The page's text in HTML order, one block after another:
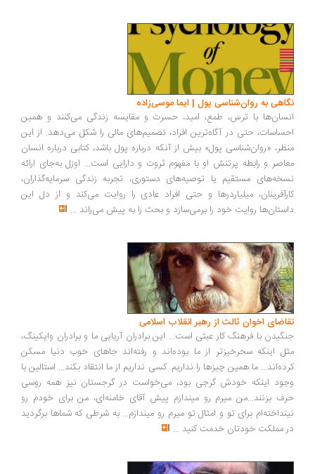
به روان‌شناسی پول | ایما موسی‌زاده
با ترس، طمع، امید، حسرت و مقایسه زندگی می‌کنند و همین
حتی در آگاه‌ترین افراد، تصمیم‌های مالی را شکل می‌دهد. از این
«روان‌شناسی پول» بیش از آنکه درباره پول باشد، کتابی درباره انسان
و رابطه پرتنش او با مفهوم ثروت و دارایی است... اوزل به‌جای ارائه
مستقیم یا توصیه‌های دستوری، تجربه زندگی سرمایه‌گذاران،
میلیاردرها و حتی افراد عادی را روایت می‌کند و از دل این
روایت خود را برمی‌سازد و بحث را به پیش می‌راند ...
اخوان ثالث از رهبر انقلاب اسلامی
با فرهنگ کار عبثی است... این برادران آریایی ما و برادران وایکینگ،
اینکه سحرخیزتر از ما بوده‌اند و رفته‌اند جاهای خوب دنیا مسکن
ما همین چیزها را نداریم. کسی نداریم از ما انتقاد بکند... استالین با
اینکه خودش گرجی بود، می‌خواست در گرجستان نیز همه روسی
بزنند...من میرم رو میندازم پیش آقای خامنه‌ای، من برای خودم رو
برای تو و امثال تو میرم رو میندازم... به شرطی که شماها برگردید
مملکت خودتان خدمت کنید...